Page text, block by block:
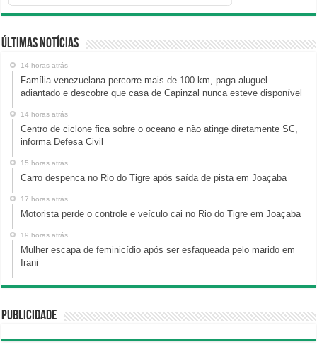
Últimas Notícias
14 horas atrás
Família venezuelana percorre mais de 100 km, paga aluguel
adiantado e descobre que casa de Capinzal nunca esteve disponível
14 horas atrás
Centro de ciclone fica sobre o oceano e não atinge diretamente SC,
informa Defesa Civil
15 horas atrás
Carro despenca no Rio do Tigre após saída de pista em Joaçaba
17 horas atrás
Motorista perde o controle e veículo cai no Rio do Tigre em Joaçaba
19 horas atrás
Mulher escapa de feminicídio após ser esfaqueada pelo marido em
Irani
Publicidade